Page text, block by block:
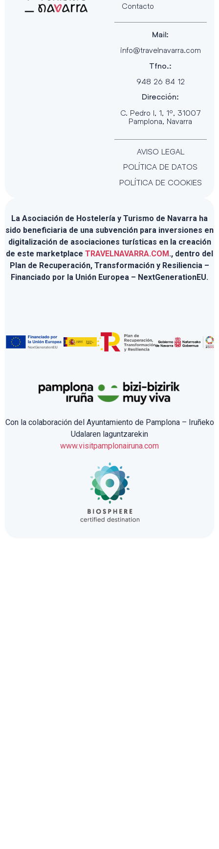
Contacto
Mail:
info@travelnavarra.com
Tfno.:
948 26 84 12
Dirección:
C. Pedro I, 1, 1º, 31007
Pamplona, Navarra
AVISO LEGAL
POLÍTICA DE DATOS
POLÍTICA DE COOKIES
La Asociación de Hostelería y Turismo de Navarra ha
sido beneficiaria de una subvención para inversiones en
digitalización de asociaciones turísticas en la creación
de este marketplace TRAVELNAVARRA.COM ., dentro del
Plan de Recuperación, Transformación y Resiliencia –
Financiado por la Unión Europea – NextGenerationEU.
Con la colaboración del Ayuntamiento de Pamplona – Iruñeko
Udalaren laguntzarekin
www.visitpamplonairuna.com